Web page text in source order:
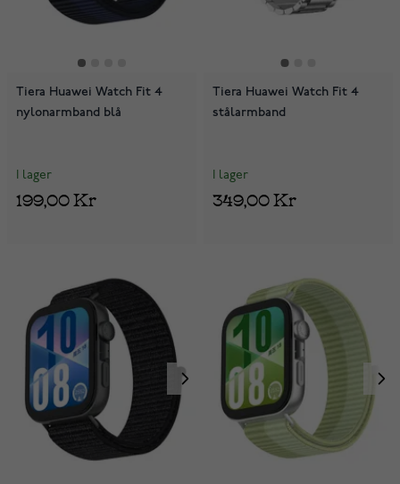
Tiera Huawei Watch Fit 4
nylonarmband blå
I lager
199,00 Kr
Tiera Huawei Watch Fit 4
stålarmband
I lager
349,00 Kr